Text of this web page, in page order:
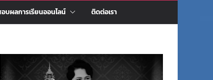
บผลการเรียนออนไลน์ ติดต่อเรา